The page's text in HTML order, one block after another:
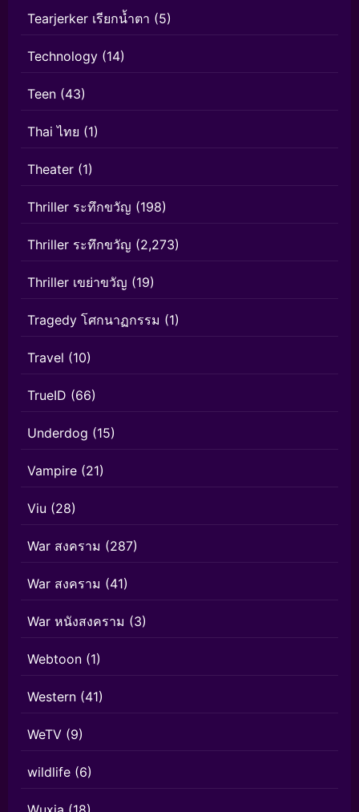
Tearjerker เรียกน้ำตา (5)
Technology (14)
Teen (43)
Thai ไทย (1)
Theater (1)
Thriller ระทึกขวัญ (198)
Thriller ระทึกขวัญ (2,273)
Thriller เขย่าขวัญ (19)
Tragedy โศกนาฏกรรม (1)
Travel (10)
TrueID (66)
Underdog (15)
Vampire (21)
Viu (28)
War สงคราม (287)
War สงคราม (41)
War หนังสงคราม (3)
Webtoon (1)
Western (41)
WeTV (9)
wildlife (6)